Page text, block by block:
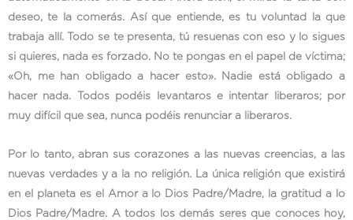
deseo, te la comerás. Así que entiende, es tu voluntad la que
trabaja allí. Todo se te presenta, tú resuenas con eso y lo sigues
si quieres, nada es forzado. No te pongas en el papel de víctima;
«Oh, me han obligado a hacer esto». Nadie está obligado a
hacer nada. Todos podéis levantaros e intentar liberaros; por
muy difícil que sea, nunca podéis renunciar a liberaros.
Por lo tanto, abran sus corazones a las nuevas creencias, a las
nuevas verdades y a la no religión. La única religión que existirá
en el planeta es el Amor a lo Dios Padre/Madre, la gratitud a lo
Dios Padre/Madre. A todos los demás seres que conoces hoy,